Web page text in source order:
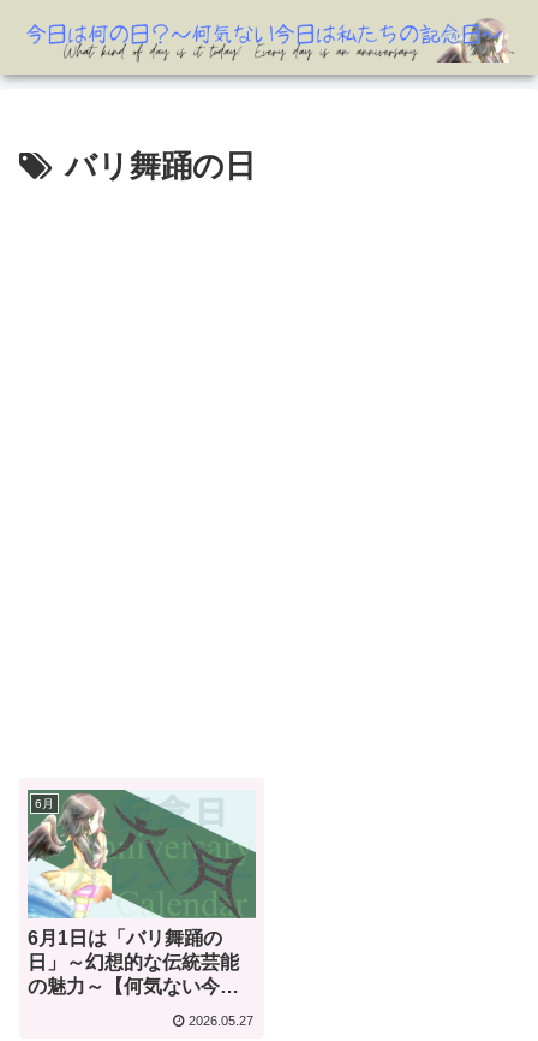
バリ舞踊の日
6月
6月1日は「バリ舞踊の
日」～幻想的な伝統芸能
の魅力～【何気ない今日
2026.05.27